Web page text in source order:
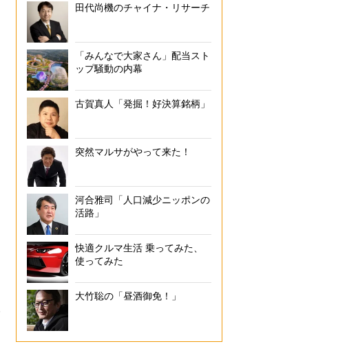
田代尚機のチャイナ・リサーチ
「みんなで大家さん」配当スト
ップ騒動の内幕
古賀真人「発掘！好決算銘柄」
突然マルサがやって来た！
河合雅司「人口減少ニッポンの
活路」
快適クルマ生活 乗ってみた、
使ってみた
大竹聡の「昼酒御免！」